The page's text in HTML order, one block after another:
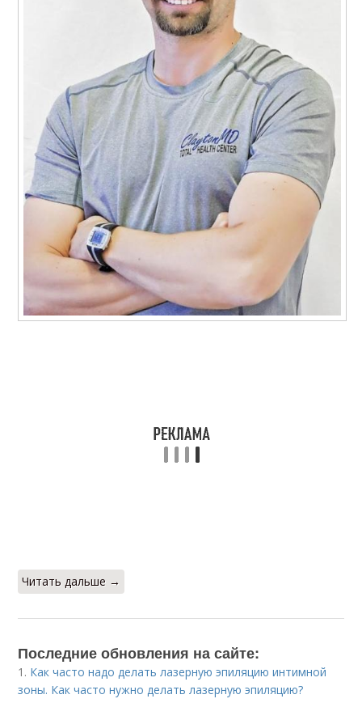
Читать дальше →
Последние обновления на сайте:
1. Как часто надо делать лазерную эпиляцию интимной
зоны. Как часто нужно делать лазерную эпиляцию?